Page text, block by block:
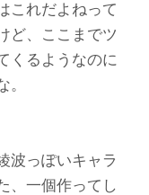
これだよねって
ど、ここまでツ
くるようなのに
。
波っぽいキャラ
、一個作ってし